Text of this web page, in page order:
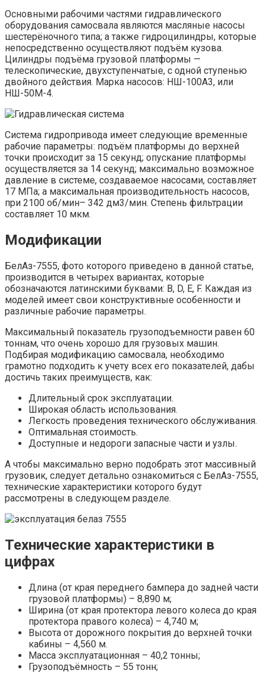
Основными рабочими частями гидравлического
оборудования самосвала являются масляные насосы
шестерёночного типа; а также гидроцилиндры, которые
непосредственно осуществляют подъём кузова.
Цилиндры подъёма грузовой платформы —
телескопические, двухступенчатые, с одной ступенью
двойного действия. Марка насосов: НШ-100А3, или
НШ-50М-4.
Система гидропривода имеет следующие временные
рабочие параметры: подъём платформы до верхней
точки происходит за 15 секунд; опускание платформы
осуществляется за 14 секунд; максимально возможное
давление в системе, создаваемое насосами, составляет
17 МПа; а максимальная производительность насосов,
при 2100 об/мин– 342 дм3/мин. Степень фильтрации
составляет 10 мкм.
Модификации
БелАз-7555, фото которого приведено в данной статье,
производится в четырех вариантах, которые
обозначаются латинскими буквами: B, D, E, F. Каждая из
моделей имеет свои конструктивные особенности и
различные рабочие параметры.
Максимальный показатель грузоподъемности равен 60
тоннам, что очень хорошо для грузовых машин.
Подбирая модификацию самосвала, необходимо
грамотно подходить к учету всех его показателей, дабы
достичь таких преимуществ, как:
Длительный срок эксплуатации.
Широкая область использования.
Легкость проведения технического обслуживания.
Оптимальная стоимость.
Доступные и недороги запасные части и узлы.
А чтобы максимально верно подобрать этот массивный
грузовик, следует детально ознакомиться с БелАз-7555,
технические характеристики которого будут
рассмотрены в следующем разделе.
Технические характеристики в
цифрах
Длина (от края переднего бампера до задней части
грузовой платформы) – 8,890 м;
Ширина (от края протектора левого колеса до края
протектора правого колеса) – 4,740 м;
Высота от дорожного покрытия до верхней точки
кабины – 4,560 м.
Масса эксплуатационная – 40,2 тонны;
Грузоподъёмность – 55 тонн;